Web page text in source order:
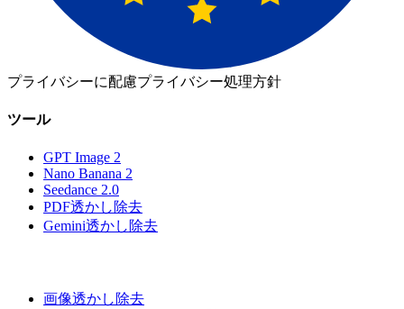
プライバシーに配慮プライバシー処理方針
ツール
GPT Image 2
Nano Banana 2
Seedance 2.0
PDF透かし除去
Gemini透かし除去
画像透かし除去